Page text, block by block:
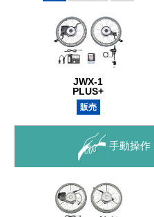
JWX-1
PLUS+
販売
手動操作